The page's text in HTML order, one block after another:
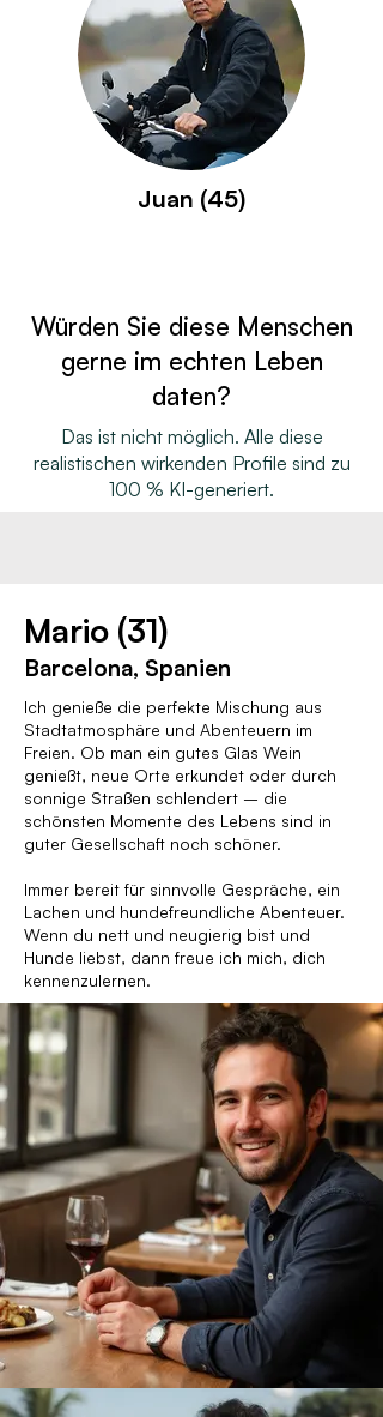
Juan (45)
Würden Sie diese Menschen
gerne im echten Leben
daten?
Das ist nicht möglich. Alle diese
realistischen wirkenden Profile sind zu
100 % KI-generiert.
Mario (31)
Barcelona, Spanien
Ich genieße die perfekte Mischung aus
Stadtatmosphäre und Abenteuern im
Freien. Ob man ein gutes Glas Wein
genießt, neue Orte erkundet oder durch
sonnige Straßen schlendert – die
schönsten Momente des Lebens sind in
guter Gesellschaft noch schöner.
Immer bereit für sinnvolle Gespräche, ein
Lachen und hundefreundliche Abenteuer.
Wenn du nett und neugierig bist und
Hunde liebst, dann freue ich mich, dich
kennenzulernen.